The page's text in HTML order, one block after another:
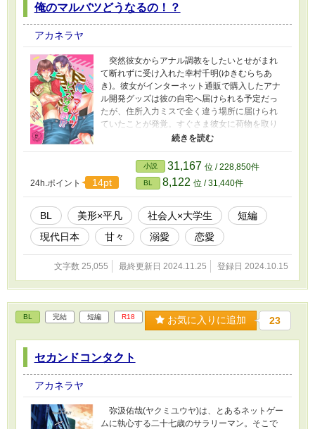
俺のマルバツどうなるの！？
アカネラヤ
突然彼女からアナル調教をしたいとせがまれ
て断れずに受け入れた幸村千明(ゆきむらちあ
き)。彼女がインターネット通販で購入したアナ
ル開発グッズは彼の自宅へ届けられる予定だっ
たが、住所入力ミスで全く違う場所に届けられ
ていたことが発覚。すぐさま彼女に荷物を取り
に行けと言われ断れず、素直にかの家へと足を
ダンボールは存在せず、仕方なくチャイムを鳴
らして家人を呼ぶ千明の前に現れたのは鹿嶋瑛
太(かしまえいた)。すでに箱の中身を確認してい
た鹿嶋は、これを引き取りに来た千明の容姿を
一目で気に入り、彼を半ば強引に宅内に引き入
れて……。
24h.ポイント 14pt
小説 31,167 位 / 228,850件
BL 8,122 位 / 31,440件
BL 美形×平凡 社会人×大学生
短編
現代日本
甘々 溺愛 恋愛
文字数 25,055 最終更新日 2024.11.25 登録日 2024.10.15
BL 完結 短編 R18 お気に入りに追加 23
セカンドコンタクト
アカネラヤ
弥汲佑哉(ヤクミユウヤ)は、とあるネットゲー
ムに執心する二十七歳のサラリーマン。そこで